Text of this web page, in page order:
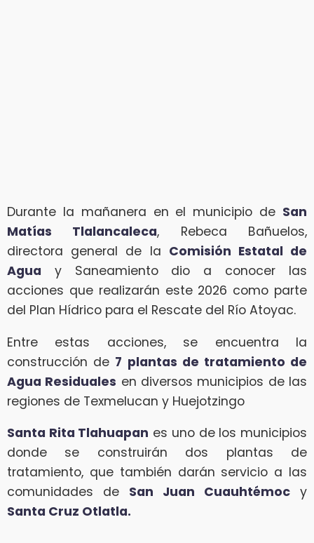
Durante la mañanera en el municipio de San
Matías Tlalancaleca, Rebeca Bañuelos,
directora general de la Comisión Estatal de
Agua y Saneamiento dio a conocer las
acciones que realizarán este 2026 como parte
del Plan Hídrico para el Rescate del Río Atoyac.
Entre estas acciones, se encuentra la
construcción de 7 plantas de tratamiento de
Agua Residuales en diversos municipios de las
regiones de Texmelucan y Huejotzingo
Santa Rita Tlahuapan es uno de los municipios
donde se construirán dos plantas de
tratamiento, que también darán servicio a las
comunidades de San Juan Cuauhtémoc y
Santa Cruz Otlatla.